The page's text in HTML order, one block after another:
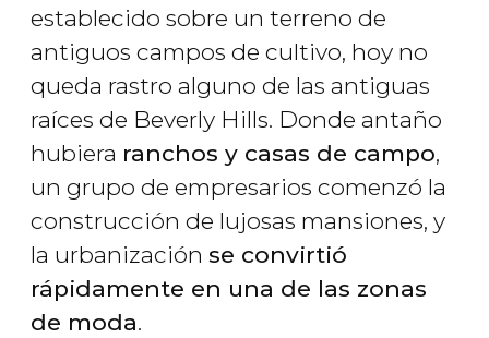
establecido sobre un terreno de
antiguos campos de cultivo, hoy no
queda rastro alguno de las antiguas
raíces de Beverly Hills. Donde antaño
hubiera ranchos y casas de campo,
un grupo de empresarios comenzó la
construcción de lujosas mansiones, y
la urbanización se convirtió
rápidamente en una de las zonas
de moda.